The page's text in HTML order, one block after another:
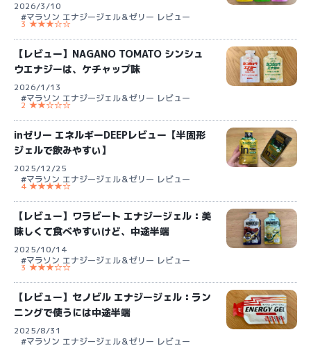
2026/3/10
#マラソン エナジージェル＆ゼリー レビュー
3 ★★★☆☆
【レビュー】NAGANO TOMATO シンシュ
ウエナジーは、ケチャップ味
2026/1/13
#マラソン エナジージェル＆ゼリー レビュー
2 ★★☆☆☆
inゼリー エネルギーDEEPレビュー【半固形
ジェルで飲みやすい】
2025/12/25
#マラソン エナジージェル＆ゼリー レビュー
4 ★★★★☆
【レビュー】ワラビート エナジージェル：美
味しくて食べやすいけど、中途半端
2025/10/14
#マラソン エナジージェル＆ゼリー レビュー
3 ★★★☆☆
【レビュー】セノビル エナジージェル：ラン
ニングで使うには中途半端
2025/8/31
#マラソン エナジージェル＆ゼリー レビュー